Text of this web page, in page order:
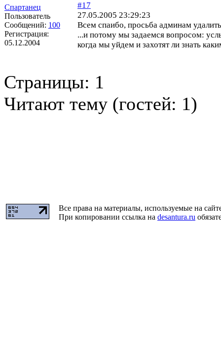
Спартанец
Пользователь
Сообщений: 100
Регистрация:
05.12.2004
#17
27.05.2005 23:29:23
Всем спаибо, просьба админам
...и потому мы задаемся вопросом:
когда мы уйдем и захотят ли знать
Страницы: 1
Читают тему (гостей: 1)
Все права на материалы, используемые на
При копировании ссылка на desantura.ru